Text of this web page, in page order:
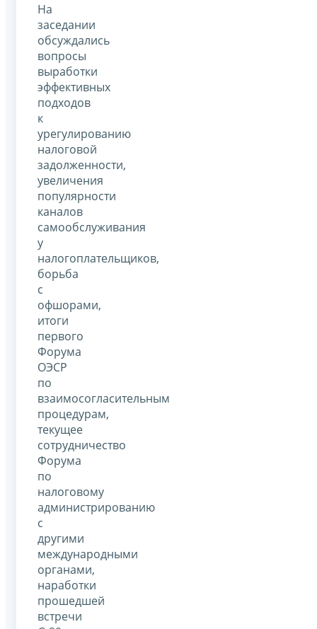
На
заседании
обсуждались
вопросы
выработки
эффективных
подходов
к
урегулированию
налоговой
задолженности,
увеличения
популярности
каналов
самообслуживания
у
налогоплательщиков,
борьба
с
офшорами,
итоги
первого
Форума
ОЭСР
по
взаимосогласительным
процедурам,
текущее
сотрудничество
Форума
по
налоговому
администрированию
с
другими
международными
органами,
наработки
прошедшей
встречи